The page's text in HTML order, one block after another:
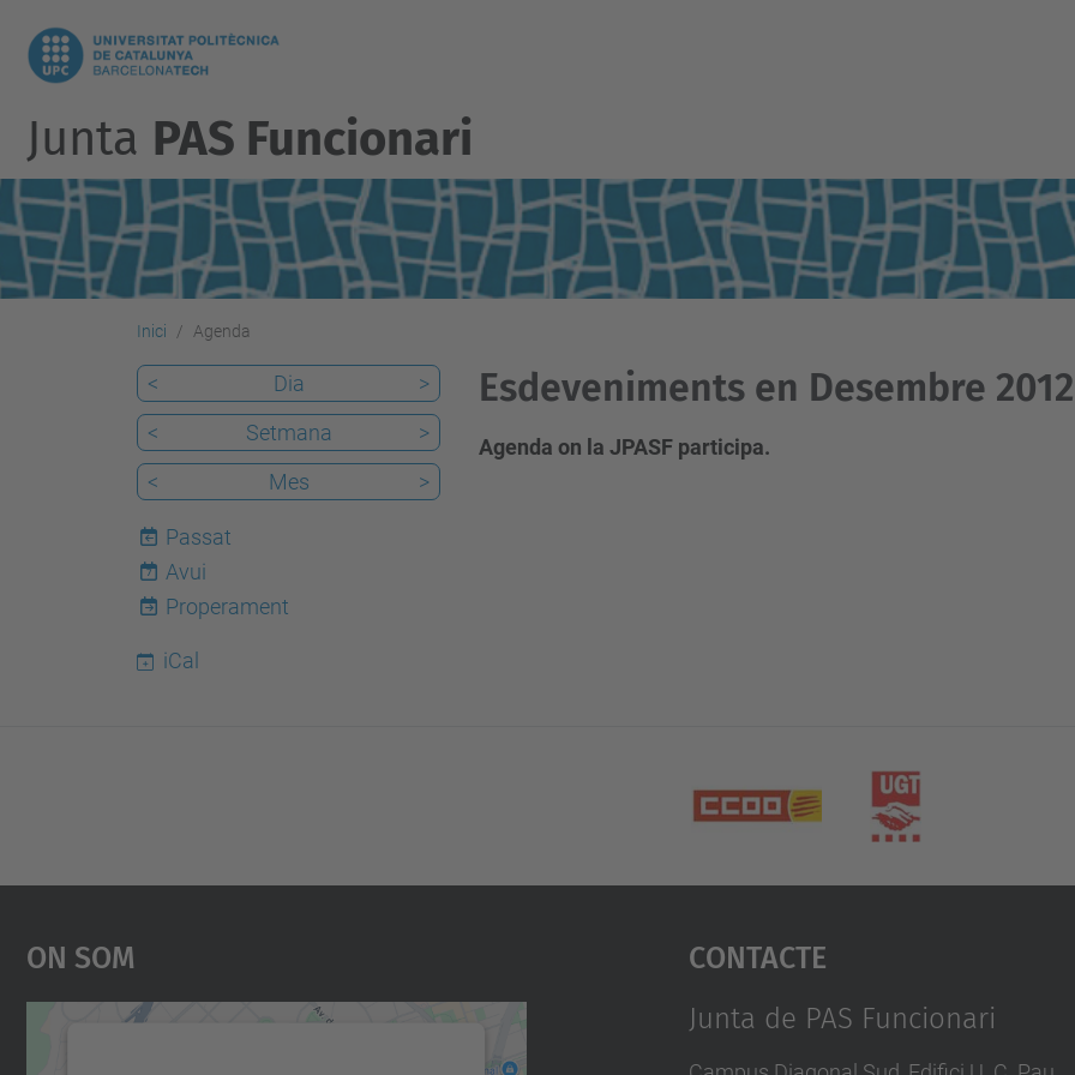
Junta PAS Funcionari
Inici Agenda
Esdeveniments en Desembre 2012
Agenda on la JPASF participa.
< Dia
>
<
Setmana
>
<
Mes >
Passat
7
Avui
Properament
iCal
On Som Contacte
Junta de PAS Funcionari